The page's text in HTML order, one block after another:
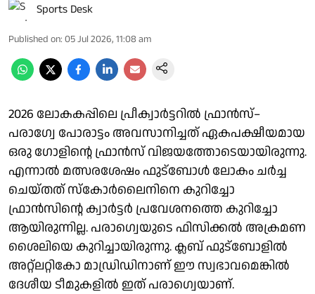
Sports Desk
Published on: 05 Jul 2026, 11:08 am
2026 ലോകകപ്പിലെ പ്രീക്വാർട്ടറിൽ ഫ്രാൻസ്–
പരാഗ്വേ പോരാട്ടം അവസാനിച്ചത് ഏകപക്ഷീയമായ
ഒരു ​ഗോളിന്റെ ഫ്രാൻസ് വിജയത്തോടെയായിരുന്നു.
എന്നാൽ മത്സരശേഷം ഫുട്ബോൾ ലോകം ചർച്ച
ചെയ്തത് സ്കോർലൈനിനെ കുറിച്ചോ
ഫ്രാൻസിന്റെ ക്വാർട്ടർ പ്രവേശനത്തെ കുറിച്ചോ
ആയിരുന്നില്ല. പരാ​ഗ്വെയുടെ ഫിസിക്കൽ അക്രമണ
ശൈലിയെ കുറിച്ചായിരുന്നു. ക്ലബ് ഫുട്ബോളിൽ
അറ്റ്ലറ്റികോ മാഡ്രിഡിനാണ് ഈ സ്വഭാവമെങ്കിൽ
ദേശീയ ടീമുകളിൽ ഇത് പരാ​ഗ്വെയാണ്.